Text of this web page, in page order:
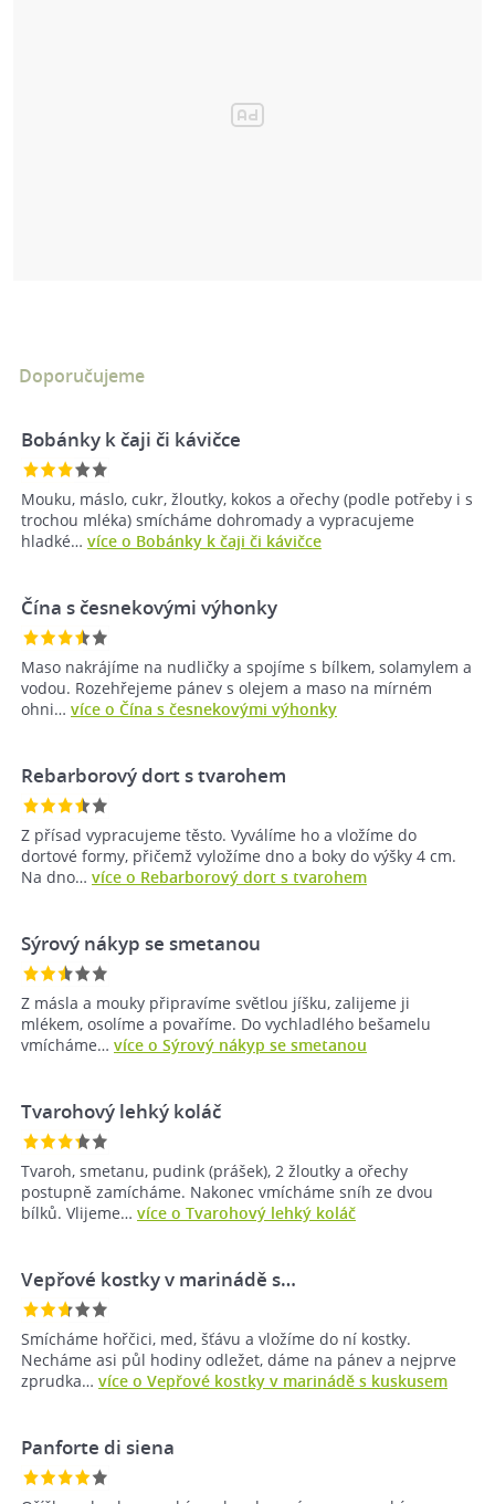
Doporučujeme
Bobánky k čaji či kávičce
Mouku, máslo, cukr, žloutky, kokos a ořechy (podle potřeby i s
trochou mléka) smícháme dohromady a vypracujeme
hladké… více o Bobánky k čaji či kávičce
Čína s česnekovými výhonky
Maso nakrájíme na nudličky a spojíme s bílkem, solamylem a
vodou. Rozehřejeme pánev s olejem a maso na mírném
ohni… více o Čína s česnekovými výhonky
Rebarborový dort s tvarohem
Z přísad vypracujeme těsto. Vyválíme ho a vložíme do
dortové formy, přičemž vyložíme dno a boky do výšky 4 cm.
Na dno… více o Rebarborový dort s tvarohem
Sýrový nákyp se smetanou
Z másla a mouky připravíme světlou jíšku, zalijeme ji
mlékem, osolíme a povaříme. Do vychladlého bešamelu
vmícháme… více o Sýrový nákyp se smetanou
Tvarohový lehký koláč
Tvaroh, smetanu, pudink (prášek), 2 žloutky a ořechy
postupně zamícháme. Nakonec vmícháme sníh ze dvou
bílků. Vlijeme… více o Tvarohový lehký koláč
Vepřové kostky v marinádě s…
Smícháme hořčici, med, šťávu a vložíme do ní kostky.
Necháme asi půl hodiny odležet, dáme na pánev a nejprve
zprudka… více o Vepřové kostky v marinádě s kuskusem
Panforte di siena